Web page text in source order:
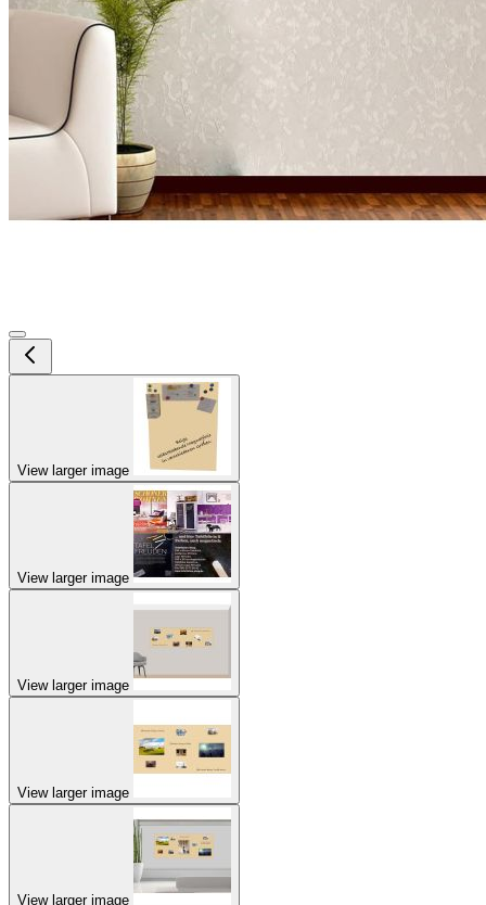
View larger image
View larger image
View larger image
View larger image
View larger image